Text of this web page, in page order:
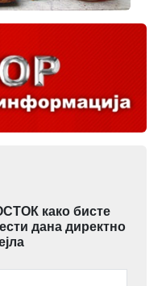
како бисте
дана директно